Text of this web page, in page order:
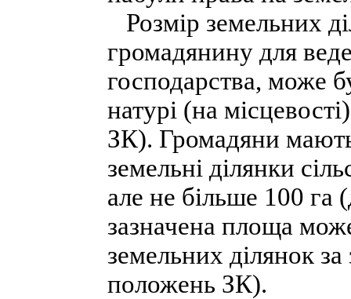
Розмір земельних
громадянину для
господарства, може
натурі (на
ЗК). Громадяни
земельні ділянки
але не більше 100
зазначена площа
земельних ділянок
положень ЗК).